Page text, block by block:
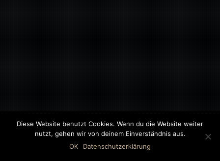
©2018 MWB – MOTORWAGEN BERNAU GMBH
Diese Website benutzt Cookies. Wenn du die Website weiter
nutzt, gehen wir von deinem Einverständnis aus.
OK
Datenschutzerklärung